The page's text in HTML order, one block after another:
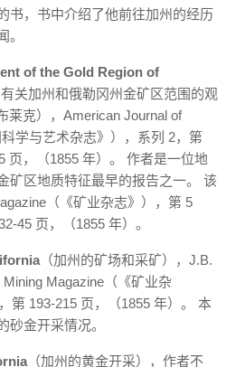
书，书中介绍了他前往加州的经历
。
of the Gold Region of
有关加州和俄勒冈州金矿区范围的观
莱克），American Journal of
学与艺术杂志》），系列 2，第
页，（1855 年）。 作者是一位地
矿区地质特征最早的报告之一。 该
（《矿业杂志》），第 5
45 页，（1855 年）。
（加州的矿场和采矿），J.B.
Magazine（《矿业杂
第 193-215 页，（1855 年）。 本
砂金开采情况。
（加州的黄金开采），作者不